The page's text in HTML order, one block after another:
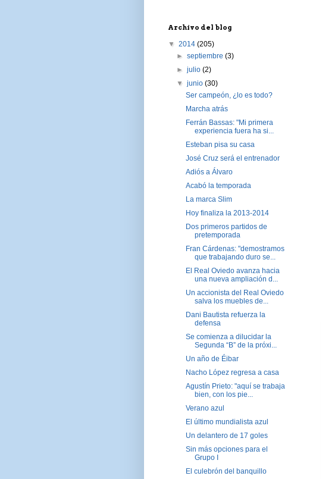
Archivo del blog
▼ 2014 (205)
►septiembre(3)
►julio(2)
▼junio(30)
Ser campeón, ¿lo es todo?
Marcha atrás
Ferrán Bassas: "Mi primera
experiencia fuera ha si...
Esteban pisa su casa
José Cruz será el entrenador
Adiós a Álvaro
Acabó la temporada
La marca Slim
Hoy finaliza la 2013-2014
Dos primeros partidos de
pretemporada
Fran Cárdenas: "demostramos
que trabajando duro se...
El Real Oviedo avanza hacia
una nueva ampliación d...
Un accionista del Real Oviedo
salva los muebles de...
Dani Bautista refuerza la
defensa
Se comienza a dilucidar la
Segunda “B” de la próxi...
Un año de Éibar
Nacho López regresa a casa
Agustín Prieto: "aquí se trabaja
bien, con los pie...
Verano azul
El último mundialista azul
Un delantero de 17 goles
Sin más opciones para el
Grupo I
El culebrón del banquillo